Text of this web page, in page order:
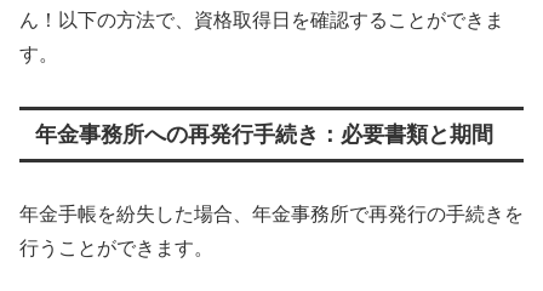
ん！以下の方法で、資格取得日を確認することができま
す。
年金事務所への再発行手続き：必要書類と期間
年金手帳を紛失した場合、年金事務所で再発行の手続きを
行うことができます。